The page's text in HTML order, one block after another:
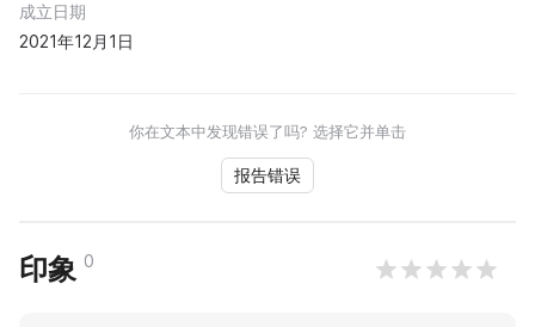
成立日期
2021年12月1日
你在文本中发现错误了吗? 选择它并单击
报告错误
印象 0